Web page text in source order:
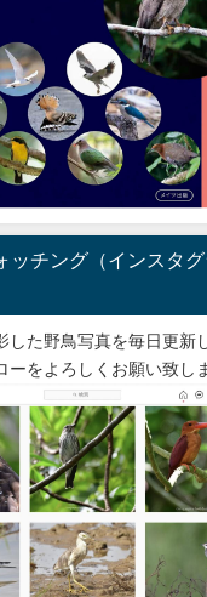
ッチング（インスタグ
した野鳥写真を毎日更新
ーをよろしくお願い致し